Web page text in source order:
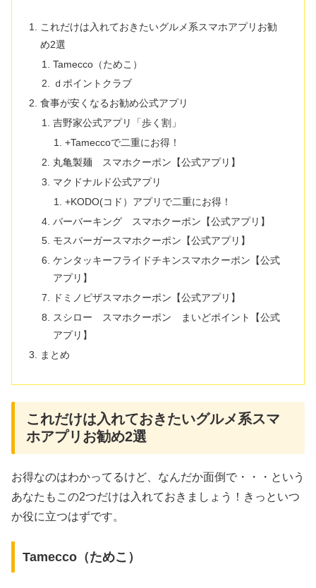
これだけは入れておきたいグルメ系スマホアプリお勧
め2選
Tamecco（ためこ）
ｄポイントクラブ
食事が安くなるお勧め公式アプリ
吉野家公式アプリ「歩く割」
+Tameccoで二重にお得！
丸亀製麺 スマホクーポン【公式アプリ】
マクドナルド公式アプリ
+KODO(コド）アプリで二重にお得！
バーバーキング スマホクーポン【公式アプリ】
モスバーガースマホクーポン【公式アプリ】
ケンタッキーフライドチキンスマホクーポン【公式
アプリ】
ドミノピザスマホクーポン【公式アプリ】
スシロー スマホクーポン まいどポイント【公式
アプリ】
まとめ
これだけは入れておきたいグルメ系スマ
ホアプリお勧め2選
お得なのはわかってるけど、なんだか面倒で・・・という
あなたもこの2つだけは入れておきましょう！きっといつ
か役に立つはずです。
Tamecco（ためこ）